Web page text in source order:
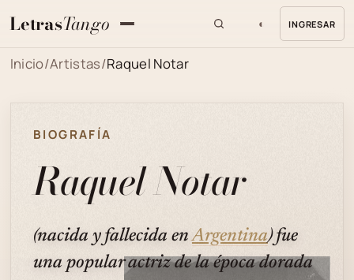
LetrasTango ◐ INGRESAR
Inicio/Artistas/Raquel Notar
BIOGRAFÍA
Raquel Notar
(nacida y fallecida enArgentina) fue
una popular actriz de la época dorada